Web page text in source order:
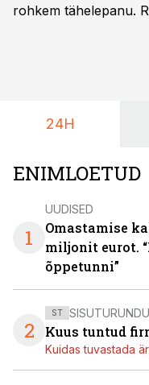
rohkem tähelepanu.
24H
ENIMLOETUD
1
UUDISED
Omastamise
miljonit eurot.
õppetunni”
2
ST
Kuus tuntud
Kuidas tuvastada